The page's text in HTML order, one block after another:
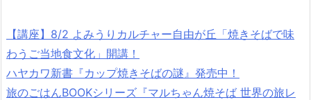
【講座】8/2 よみうりカルチャー自由が丘「焼きそばで味
わうご当地食文化」開講！
ハヤカワ新書『カップ焼きそばの謎』発売中！
旅のごはんBOOKシリーズ『マルちゃん焼そば 世界の旅レ